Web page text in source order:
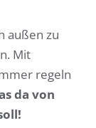
außen zu
Mit
regeln
da von